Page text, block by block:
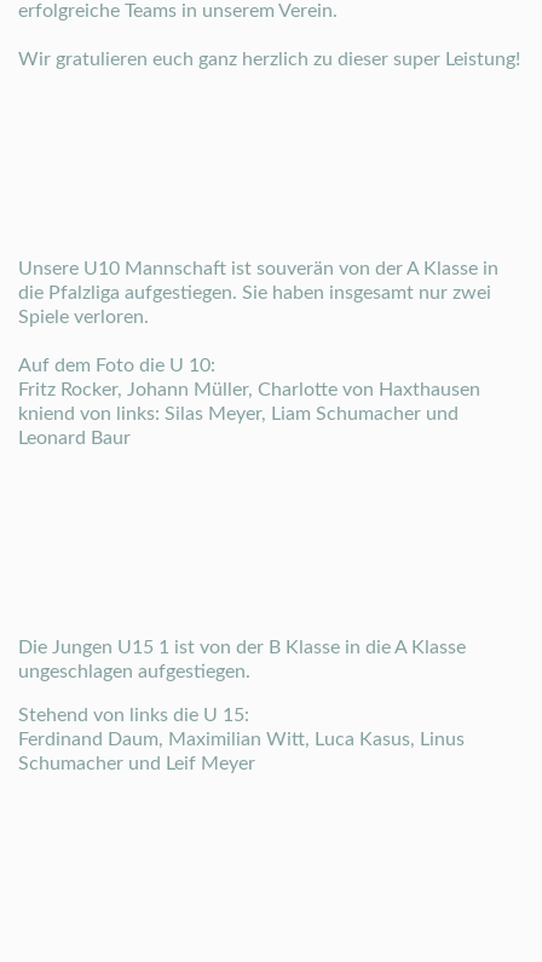
erfolgreiche Teams in unserem Verein.
Wir gratulieren euch ganz herzlich zu dieser super Leistung!
Unsere U10 Mannschaft ist souverän von der A Klasse in
die Pfalzliga aufgestiegen. Sie haben insgesamt nur zwei
Spiele verloren.
Auf dem Foto die U 10:
Fritz Rocker, Johann Müller, Charlotte von Haxthausen
kniend von links: Silas Meyer, Liam Schumacher und
Leonard Baur
Die Jungen U15 1 ist von der B Klasse in die A Klasse
ungeschlagen aufgestiegen.
Stehend von links die U 15:
Ferdinand Daum, Maximilian Witt, Luca Kasus, Linus
Schumacher und Leif Meyer